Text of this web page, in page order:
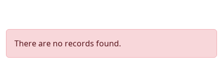
There are no records found.